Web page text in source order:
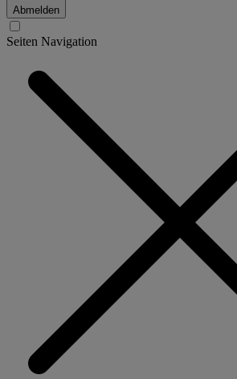
Abmelden
Seiten Navigation